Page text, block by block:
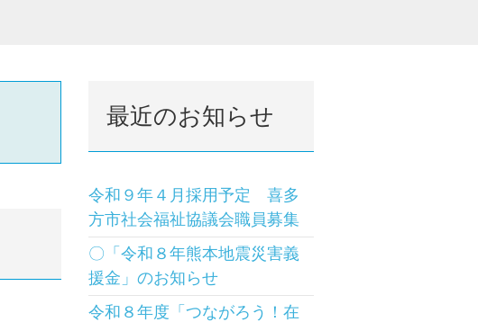
最近のお知らせ
令和９年４月採用予定 喜多
方市社会福祉協議会職員募集
〇「令和８年熊本地震災害義
援金」のお知らせ
令和８年度「つながろう！在